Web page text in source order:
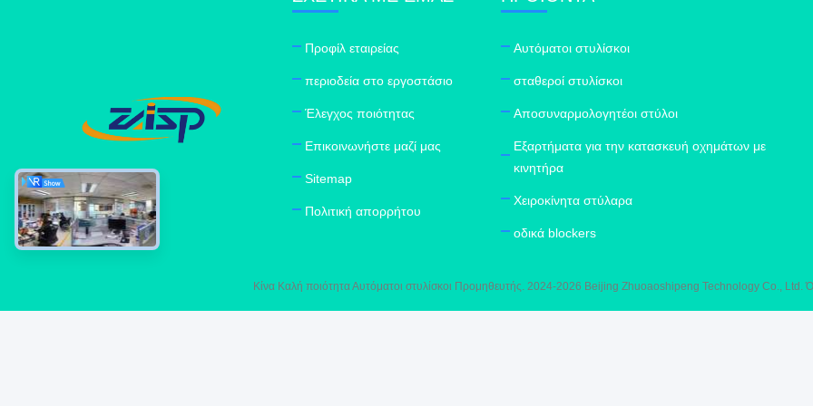
Προφίλ εταιρείας
περιοδεία στο εργοστάσιο
Έλεγχος ποιότητας
Επικοινωνήστε μαζί μας
Sitemap
Πολιτική απορρήτου
Αυτόματοι στυλίσκοι
σταθεροί στυλίσκοι
Αποσυναρμολογητέοι στύλοι
Εξαρτήματα για την κατασκευή οχημάτων με
κινητήρα
Χειροκίνητα στύλαρα
οδικά blockers
Κίνα Καλή ποιότητα Αυτόματοι στυλίσκοι Προμηθευτής. 2024-2026 Beijing Zhuoaoshipeng Technology Co., Ltd.